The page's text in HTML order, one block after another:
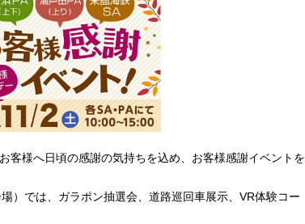
客様へ日頃の感謝の気持ちを込め、お客様感謝イベントを
）では、ガラポン抽選会、道路巡回車展示、VR体験コー